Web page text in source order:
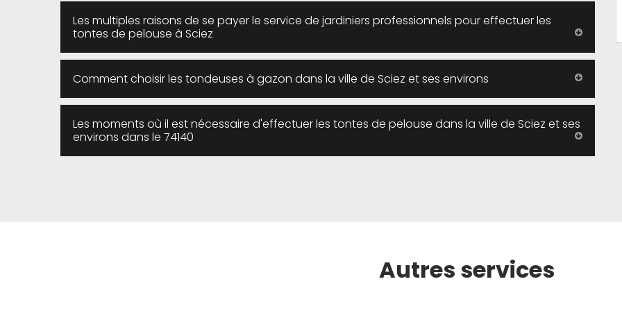
Les multiples raisons de se payer le service de jardiniers professionnels pour effectuer les
tontes de pelouse à Sciez
Comment choisir les tondeuses à gazon dans la ville de Sciez et ses environs
Les moments où il est nécessaire d'effectuer les tontes de pelouse dans la ville de Sciez et ses
environs dans le 74140
Autres services